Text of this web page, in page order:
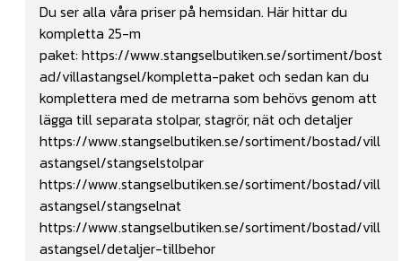
Du ser alla våra priser på hemsidan. Här hittar du
kompletta 25-m
paket: https://www.stangselbutiken.se/sortiment/bost
ad/villastangsel/kompletta-paketoch sedan kan du
komplettera med de metrarna som behövs genom att
lägga till separata stolpar, stagrör, nät och detaljer
https://www.stangselbutiken.se/sortiment/bostad/vill
astangsel/stangselstolpar
https://www.stangselbutiken.se/sortiment/bostad/vill
astangsel/stangselnat
https://www.stangselbutiken.se/sortiment/bostad/vill
astangsel/detaljer-tillbehor